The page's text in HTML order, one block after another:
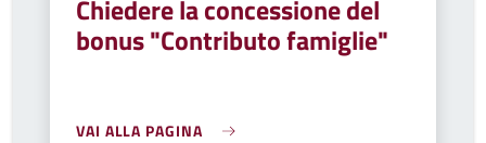
Chiedere la concessione del
bonus "Contributo famiglie"
VAI ALLA PAGINA